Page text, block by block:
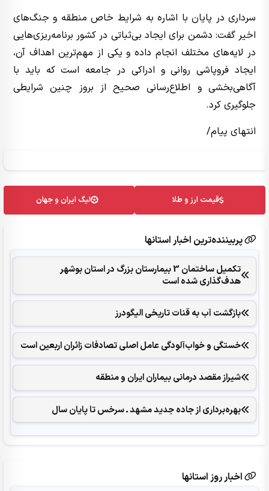
سرداری در پایان با اشاره به شرایط خاص منطقه و جنگ‌های
اخیر گفت: دشمن برای ایجاد بی‌ثباتی در کشور برنامه‌ریزی‌هایی
در لایه‌های مختلف انجام داده و یکی از مهم‌ترین اهداف آن،
ایجاد فروپاشی روانی و ادراکی در جامعه است که باید با
آگاهی‌بخشی و اطلاع‌رسانی صحیح از بروز چنین شرایطی
جلوگیری کرد.
انتهای پیام/
قیمت ارز و طلا لیگ ایران و جهان
پربیننده‌ترین اخبار استانها
تکمیل ساختمان 3 بیمارستان بزرگ در استان بوشهر
هدف‌گذاری شده است
بازگشت آب به قنات تاریخی الیگودرز
خستگی و خواب‌آلودگی عامل اصلی تصادفات زائران اربعین است
شیراز مقصد درمانی بیماران ایران و منطقه
بهره‌برداری از جاده جدید مشهد ـ سرخس تا پایان سال
اخبار روز استانها